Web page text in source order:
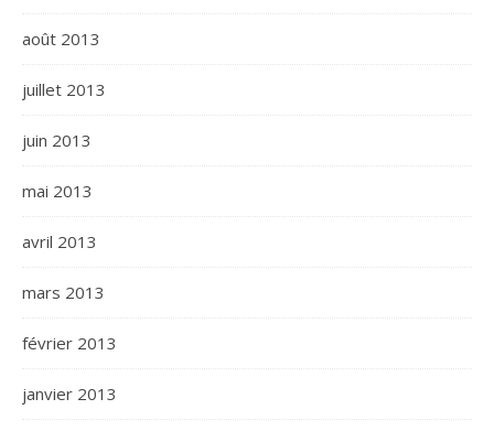
août 2013
juillet 2013
juin 2013
mai 2013
avril 2013
mars 2013
février 2013
janvier 2013